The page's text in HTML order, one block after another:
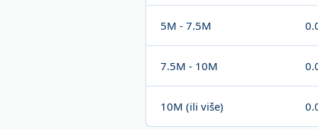
5M - 7.5M
7.5M - 10M
10M (ili više)